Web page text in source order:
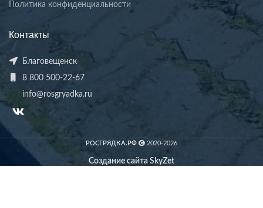
Политика конфиденциальности
Контакты
Благовещенск
8 800 500-22-67
info@rosgryadka.ru
РОСГРЯДКА.РФ 2020-2026
Создание сайта SkyZet